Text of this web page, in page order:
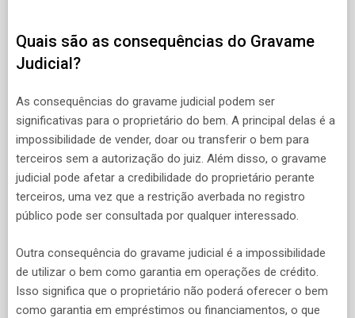
Quais são as consequências do Gravame
Judicial?
As consequências do gravame judicial podem ser
significativas para o proprietário do bem. A principal delas é a
impossibilidade de vender, doar ou transferir o bem para
terceiros sem a autorização do juiz. Além disso, o gravame
judicial pode afetar a credibilidade do proprietário perante
terceiros, uma vez que a restrição averbada no registro
público pode ser consultada por qualquer interessado.
Outra consequência do gravame judicial é a impossibilidade
de utilizar o bem como garantia em operações de crédito.
Isso significa que o proprietário não poderá oferecer o bem
como garantia em empréstimos ou financiamentos, o que